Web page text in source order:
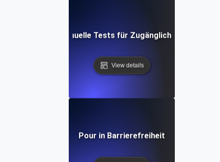
Manuelle Tests für Zugänglichkeit
View details
Pour in Barrierefreiheit